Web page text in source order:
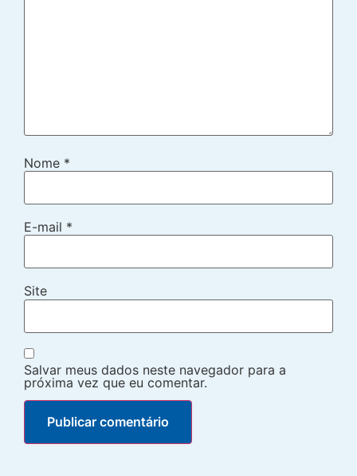
Nome *
E-mail *
Site
Salvar meus dados neste navegador para a
próxima vez que eu comentar.